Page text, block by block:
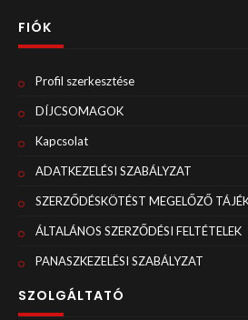
FIÓK
Profil szerkesztése
DÍJCSOMAGOK
Kapcsolat
ADATKEZELÉSI SZABÁLYZAT
SZERZŐDÉSKÖTÉST MEGELŐZŐ
ÁLTALÁNOS SZERZŐDÉSI FELTÉTELEK
PANASZKEZELÉSI SZABÁLYZAT
SZOLGÁLTATÓ